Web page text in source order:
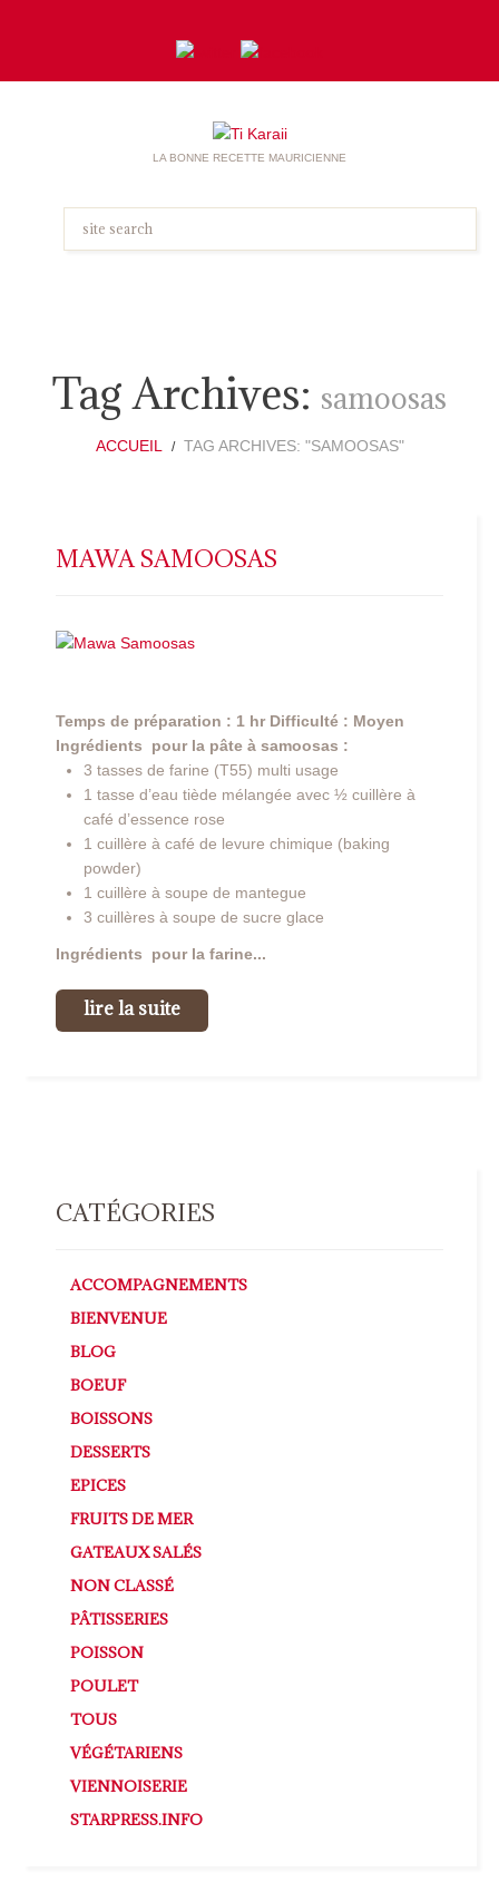
LA BONNE RECETTE MAURICIENNE
Tag Archives: samoosas
ACCUEIL TAG ARCHIVES: "SAMOOSAS"
MAWA SAMOOSAS
Temps de préparation : 1 hr Difficulté : Moyen
Ingrédients pour la pâte à samoosas :
3 tasses de farine (T55) multi usage
1 tasse d’eau tiède mélangée avec ½ cuillère à
café d’essence rose
1 cuillère à café de levure chimique (baking
powder)
1 cuillère à soupe de mantegue
3 cuillères à soupe de sucre glace
Ingrédients pour la farine...
lire la suite
CATÉGORIES
ACCOMPAGNEMENTS
BIENVENUE
BLOG
BOEUF
BOISSONS
DESSERTS
EPICES
FRUITS DE MER
GATEAUX SALÉS
NON CLASSÉ
PÂTISSERIES
POISSON
POULET
TOUS
VÉGÉTARIENS
VIENNOISERIE
STARPRESS.INFO